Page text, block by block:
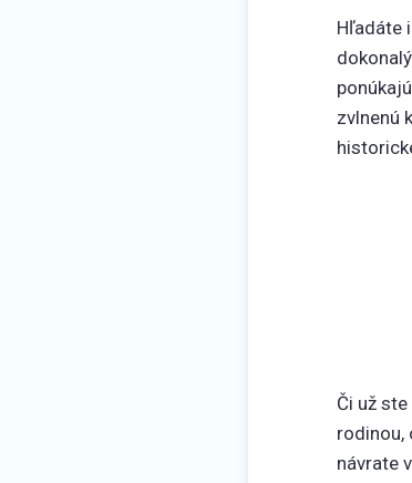
Hľadáte
zvlnenú
Či už
rodinou,
návrate